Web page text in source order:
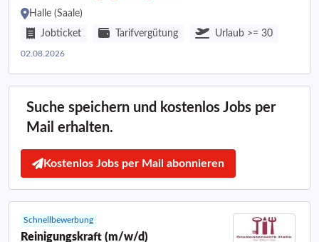
Halle (Saale)
Jobticket
Tarifvergütung Urlaub >= 30
02.08.2026
Suche speichern und kostenlos Jobs per
Mail erhalten.
Kostenlos Jobs per Mail abonnieren
Schnellbewerbung
Reinigungskraft (m/w/d)